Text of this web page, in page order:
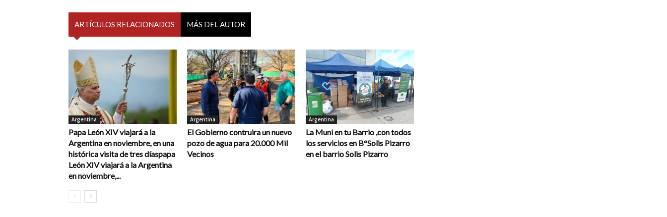
ARTÍCULOS RELACIONADOS MÁS DEL AUTOR
Argentina
Papa León XIV viajará a la
Argentina en noviembre, en una
histórica visita de tres díaspapa
León XIV viajará a la Argentina
en noviembre,...
Argentina
El Gobierno contruira un nuevo
pozo de agua para 20.000 Mil
Vecinos
Argentina
La Muni en tu Barrio ,con todos
los servicios en B°Solis Pizarro
en el barrio Solis Pizarro